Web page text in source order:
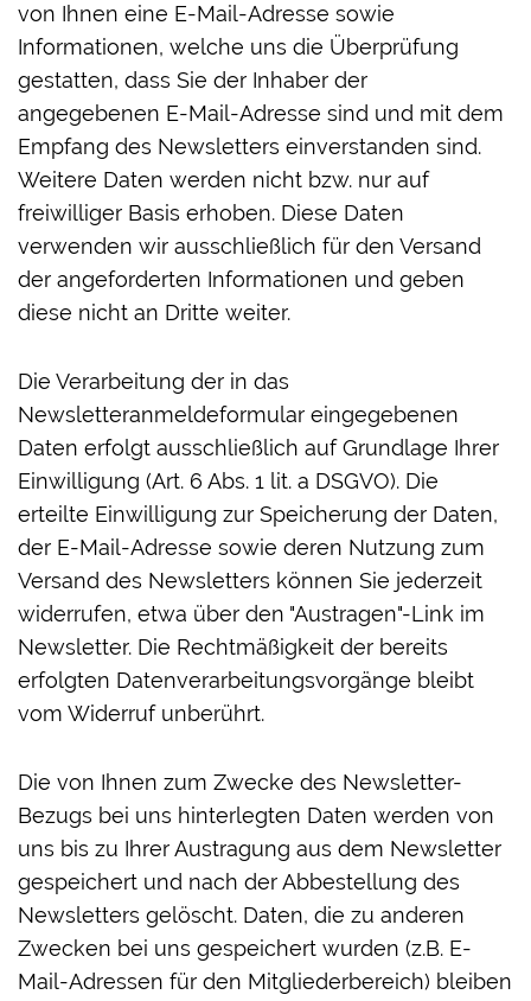
von Ihnen eine E-Mail-Adresse sowie
Informationen, welche uns die Überprüfung
gestatten, dass Sie der Inhaber der
angegebenen E-Mail-Adresse sind und mit dem
Empfang des Newsletters einverstanden sind.
Weitere Daten werden nicht bzw. nur auf
freiwilliger Basis erhoben. Diese Daten
verwenden wir ausschließlich für den Versand
der angeforderten Informationen und geben
diese nicht an Dritte weiter.
Die Verarbeitung der in das
Newsletteranmeldeformular eingegebenen
Daten erfolgt ausschließlich auf Grundlage Ihrer
Einwilligung (Art. 6 Abs. 1 lit. a DSGVO). Die
erteilte Einwilligung zur Speicherung der Daten,
der E-Mail-Adresse sowie deren Nutzung zum
Versand des Newsletters können Sie jederzeit
widerrufen, etwa über den "Austragen"-Link im
Newsletter. Die Rechtmäßigkeit der bereits
erfolgten Datenverarbeitungsvorgänge bleibt
vom Widerruf unberührt.
Die von Ihnen zum Zwecke des Newsletter-
Bezugs bei uns hinterlegten Daten werden von
uns bis zu Ihrer Austragung aus dem Newsletter
gespeichert und nach der Abbestellung des
Newsletters gelöscht. Daten, die zu anderen
Zwecken bei uns gespeichert wurden (z.B. E-
Mail-Adressen für den Mitgliederbereich) bleiben